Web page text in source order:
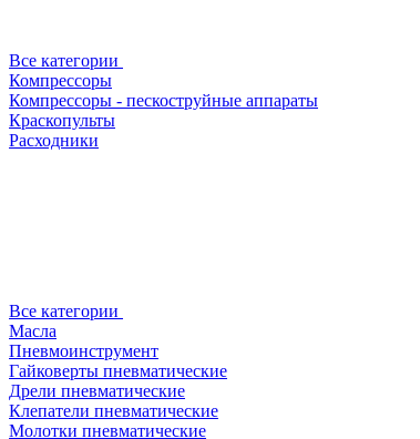
Все категории
Компрессоры
Компрессоры - пескоструйные аппараты
Краскопульты
Расходники
Все категории
Масла
Пневмоинструмент
Гайковерты пневматические
Дрели пневматические
Клепатели пневматические
Молотки пневматические